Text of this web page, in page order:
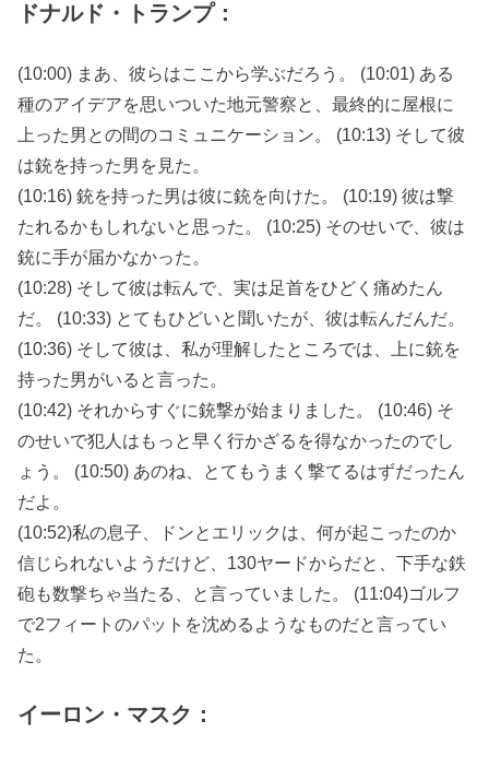
ドナルド・トランプ：
(10:00) まあ、彼らはここから学ぶだろう。 (10:01) ある
種のアイデアを思いついた地元警察と、最終的に屋根に
上った男との間のコミュニケーション。 (10:13) そして彼
は銃を持った男を見た。
(10:16) 銃を持った男は彼に銃を向けた。 (10:19) 彼は撃
たれるかもしれないと思った。 (10:25) そのせいで、彼は
銃に手が届かなかった。
(10:28) そして彼は転んで、実は足首をひどく痛めたん
だ。 (10:33) とてもひどいと聞いたが、彼は転んだんだ。
(10:36) そして彼は、私が理解したところでは、上に銃を
持った男がいると言った。
(10:42) それからすぐに銃撃が始まりました。 (10:46) そ
のせいで犯人はもっと早く行かざるを得なかったのでし
ょう。 (10:50) あのね、とてもうまく撃てるはずだったん
だよ。
(10:52)私の息子、ドンとエリックは、何が起こったのか
信じられないようだけど、130ヤードからだと、下手な鉄
砲も数撃ちゃ当たる、と言っていました。 (11:04)ゴルフ
で2フィートのパットを沈めるようなものだと言ってい
た。
イーロン・マスク：